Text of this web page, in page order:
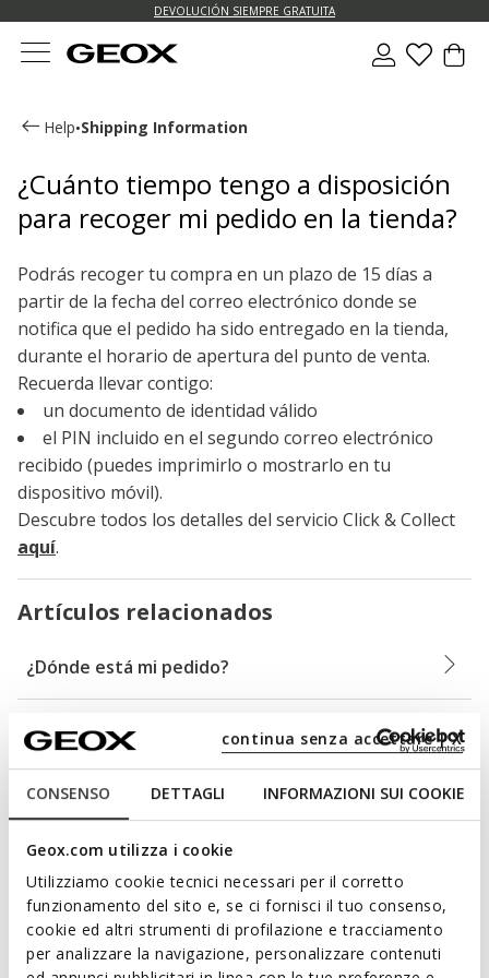
CONSENSO DETTAGLI INFORMAZIONI SUI COOKIE
Geox.com utilizza i cookie
Utilizziamo cookie tecnici necessari per il corretto
funzionamento del sito e, se ci fornisci il tuo consenso,
cookie ed altri strumenti di profilazione e tracciamento
per analizzare la navigazione, personalizzare contenuti
continua senza accettare | X
DEVOLUCIÓN SIEMPRE GRATUITA
Help•Shipping Information
¿Cuánto tiempo tengo a disposición
para recoger mi pedido en la tienda?
Podrás recoger tu compra en un plazo de 15 días a
partir de la fecha del correo electrónico donde se
notifica que el pedido ha sido entregado en la tienda,
durante el horario de apertura del punto de venta.
Recuerda llevar contigo:
un documento de identidad válido
el PIN incluido en el segundo correo electrónico
recibido (puedes imprimirlo o mostrarlo en tu
dispositivo móvil).
Descubre todos los detalles del servicio Click & Collect
aquí.
Artículos relacionados
¿Dónde está mi pedido?
¿Cuáles son las modalidades de envío y los
plazos de entrega?
¿Puedo enviar a un país diferente al país de
compra?
¿Puedo pedir que el envío se realice a una
dirección distinta a la dirección de facturación?